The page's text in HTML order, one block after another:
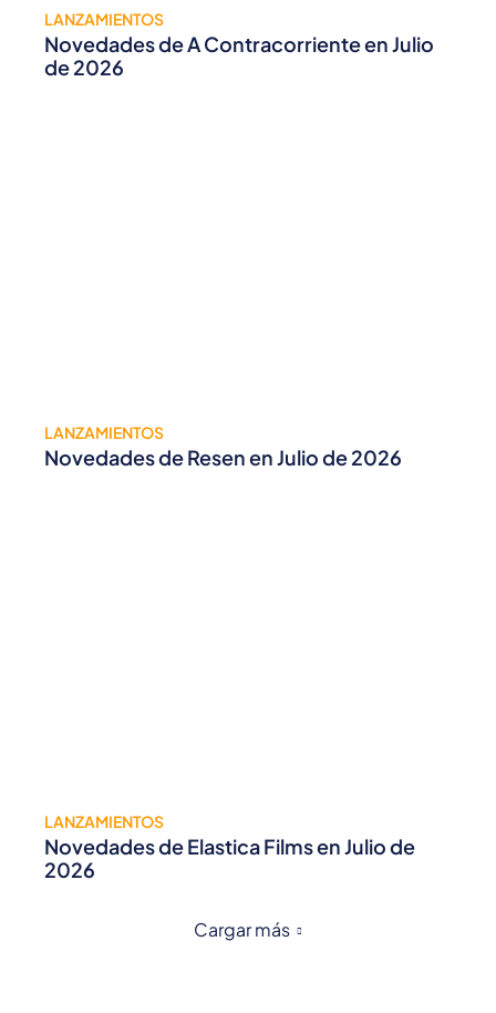
LANZAMIENTOS
Novedades de A Contracorriente en Julio
de 2026
LANZAMIENTOS
Novedades de Resen en Julio de 2026
LANZAMIENTOS
Novedades de Elastica Films en Julio de
2026
Cargar más